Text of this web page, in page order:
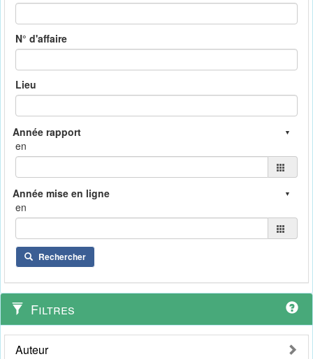
N° d'affaire
Lieu
en
en
Rechercher
Filtres
Auteur